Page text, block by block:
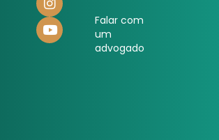
Falar com
um
advogado